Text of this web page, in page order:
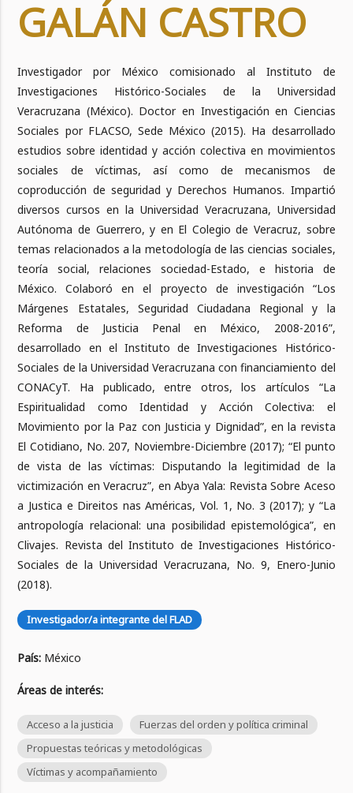
GALÁN CASTRO
Investigador por México comisionado al Instituto de
Investigaciones Histórico-Sociales de la Universidad
Veracruzana (México). Doctor en Investigación en Ciencias
Sociales por FLACSO, Sede México (2015). Ha desarrollado
estudios sobre identidad y acción colectiva en movimientos
sociales de víctimas, así como de mecanismos de
coproducción de seguridad y Derechos Humanos. Impartió
diversos cursos en la Universidad Veracruzana, Universidad
Autónoma de Guerrero, y en El Colegio de Veracruz, sobre
temas relacionados a la metodología de las ciencias sociales,
teoría social, relaciones sociedad-Estado, e historia de
México. Colaboró en el proyecto de investigación “Los
Márgenes Estatales, Seguridad Ciudadana Regional y la
Reforma de Justicia Penal en México, 2008-2016”,
desarrollado en el Instituto de Investigaciones Histórico-
Sociales de la Universidad Veracruzana con financiamiento del
CONACyT. Ha publicado, entre otros, los artículos “La
Espiritualidad como Identidad y Acción Colectiva: el
Movimiento por la Paz con Justicia y Dignidad”, en la revista
El Cotidiano, No. 207, Noviembre-Diciembre (2017); “El punto
de vista de las víctimas: Disputando la legitimidad de la
victimización en Veracruz”, en Abya Yala: Revista Sobre Aceso
a Justica e Direitos nas Américas, Vol. 1, No. 3 (2017); y “La
antropología relacional: una posibilidad epistemológica”, en
Clivajes. Revista del Instituto de Investigaciones Histórico-
Sociales de la Universidad Veracruzana, No. 9, Enero-Junio
(2018).
Investigador/a integrante del FLAD
País: México
Áreas de interés:
Acceso a la justicia
Fuerzas del orden y política criminal
Propuestas teóricas y metodológicas
Víctimas y acompañamiento